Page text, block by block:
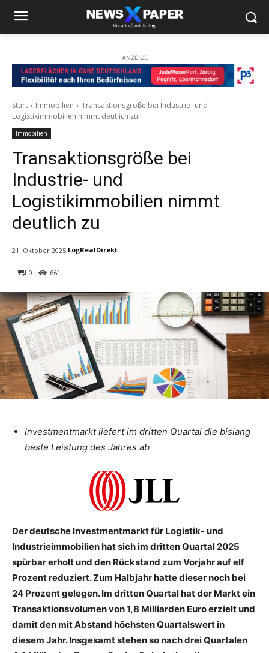
- ANZEIGE -
Start Immobilien
Transaktionsgröße bei Industrie- und
Logistikimmobilien nimmt deutlich zu
Immobilien
Transaktionsgröße bei
Industrie- und
Logistikimmobilien nimmt
deutlich zu
0 661
21. Oktober 2025 LogRealDirekt
Investmentmarkt liefert im dritten Quartal die bislang
beste Leistung des Jahres ab
Der deutsche Investmentmarkt für Logistik- und
Industrieimmobilien hat sich im dritten Quartal 2025
spürbar erholt und den Rückstand zum Vorjahr auf elf
Prozent reduziert. Zum Halbjahr hatte dieser noch bei
24 Prozent gelegen. Im dritten Quartal hat der Markt ein
Transaktionsvolumen von 1,8 Milliarden Euro erzielt und
damit den mit Abstand höchsten Quartalswert in
diesem Jahr. Insgesamt stehen so nach drei Quartalen